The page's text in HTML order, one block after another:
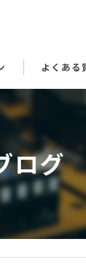
つ
よくある
ログ